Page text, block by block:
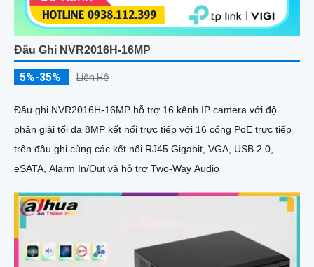
Đầu Ghi NVR2016H-16MP
5%-35% Liên Hệ
Đầu ghi NVR2016H-16MP hỗ trợ 16 kênh IP camera với độ
phân giải tối đa 8MP kết nối trực tiếp với 16 cổng PoE trực tiếp
trên đầu ghi cùng các kết nối RJ45 Gigabit, VGA, USB 2.0,
eSATA, Alarm In/Out và hỗ trợ Two-Way Audio